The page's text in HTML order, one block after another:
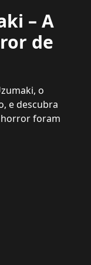
– A
de
o
e descubra
horror foram